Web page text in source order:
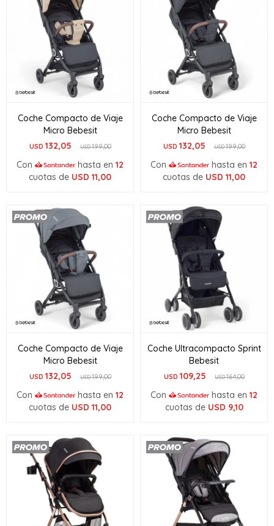
Coche Compacto de Viaje
Micro Bebesit
USD 132,05 USD199,00
Con hasta en 12
cuotas de USD 11,00
Coche Compacto de Viaje
Micro Bebesit
USD 132,05 USD199,00
Con hasta en 12
cuotas de USD 11,00
Coche Compacto de Viaje
Micro Bebesit
USD 132,05 USD199,00
Con hasta en 12
cuotas de USD 11,00
Coche Ultracompacto Sprint
Bebesit
USD 109,25 USD164,00
Con hasta en 12
cuotas de USD 9,10